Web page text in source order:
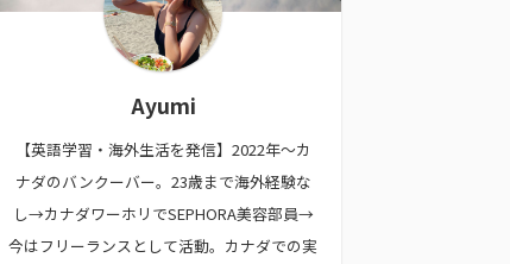
Ayumi
【英語学習・海外生活を発信】2022年〜カ
ナダのバンクーバー。23歳まで海外経験な
し→カナダワーホリでSEPHORA美容部員→
今はフリーランスとして活動。カナダでの実